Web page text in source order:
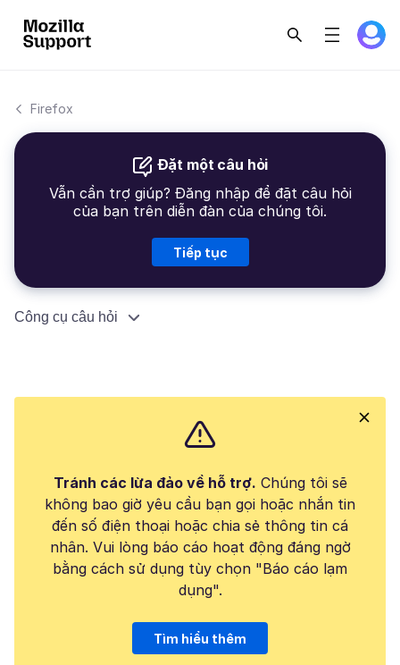
Firefox
Đặt một câu hỏi
Vẫn cần trợ giúp? Đăng nhập để đặt câu hỏi
của bạn trên diễn đàn của chúng tôi.
Tiếp tục
Công cụ câu hỏi
Tránh các lừa đảo về hỗ trợ. Chúng tôi sẽ
không bao giờ yêu cầu bạn gọi hoặc nhắn tin
đến số điện thoại hoặc chia sẻ thông tin cá
nhân. Vui lòng báo cáo hoạt động đáng ngờ
bằng cách sử dụng tùy chọn "Báo cáo lạm
dụng".
Tìm hiểu thêm